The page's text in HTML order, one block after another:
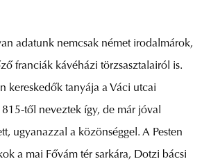
adatunk nemcsak német irodalmárok,
franciák kávéházi törzsasztalairól is.
kereskedők tanyája a Váci utcai
től neveztek így, de már jóval
ugyanazzal a közönséggel. A Pesten
a mai Fővám tér sarkára, Dotzi bácsi